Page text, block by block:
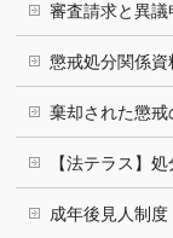
審査請求と異議
懲戒処分関係資
棄却された懲戒
【法テラス】
成年後見人制度